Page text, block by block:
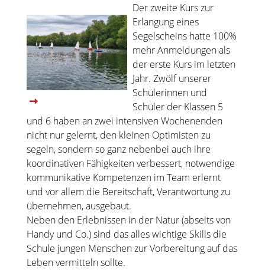
Der zweite Kurs zur
Erlangung eines
Segelscheins hatte 100%
mehr Anmeldungen als
der erste Kurs im letzten
Jahr. Zwölf unserer
Schülerinnen und
Schüler der Klassen 5
und 6 haben an zwei intensiven Wochenenden
nicht nur gelernt, den kleinen Optimisten zu
segeln, sondern so ganz nebenbei auch ihre
koordinativen Fähigkeiten verbessert, notwendige
kommunikative Kompetenzen im Team erlernt
und vor allem die Bereitschaft, Verantwortung zu
übernehmen, ausgebaut.
Neben den Erlebnissen in der Natur (abseits von
Handy und Co.) sind das alles wichtige Skills die
Schule jungen Menschen zur Vorbereitung auf das
Leben vermitteln sollte.